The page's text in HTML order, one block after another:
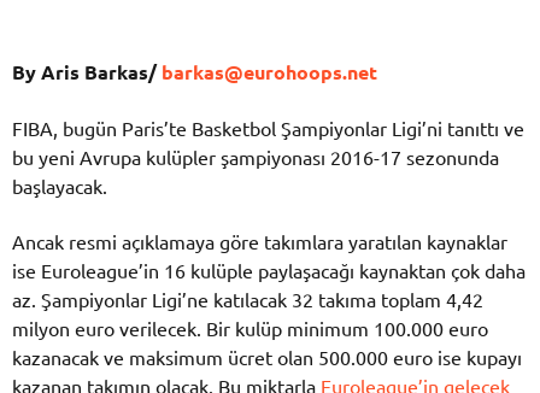
By Aris Barkas/barkas@eurohoops.net
FIBA, bugün Paris’te Basketbol Şampiyonlar Ligi’ni tanıttı ve
bu yeni Avrupa kulüpler şampiyonası 2016-17 sezonunda
başlayacak.
Ancak resmi açıklamaya göre takımlara yaratılan kaynaklar
ise Euroleague’in 16 kulüple paylaşacağı kaynaktan çok daha
az. Şampiyonlar Ligi’ne katılacak 32 takıma toplam 4,42
milyon euro verilecek. Bir kulüp minimum 100.000 euro
kazanacak ve maksimum ücret olan 500.000 euro ise kupayı
kazanan takımın olacak. Bu miktarla Euroleague’in gelecek